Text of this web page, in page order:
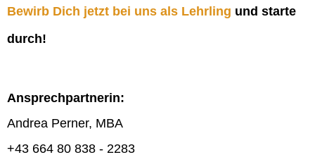
Bewirb Dich jetzt bei uns als Lehrling und starte
durch!
Ansprechpartnerin:
Andrea Perner, MBA
+43 664 80 838 - 2283